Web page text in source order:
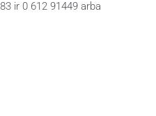
ir 0 612 91449 arba